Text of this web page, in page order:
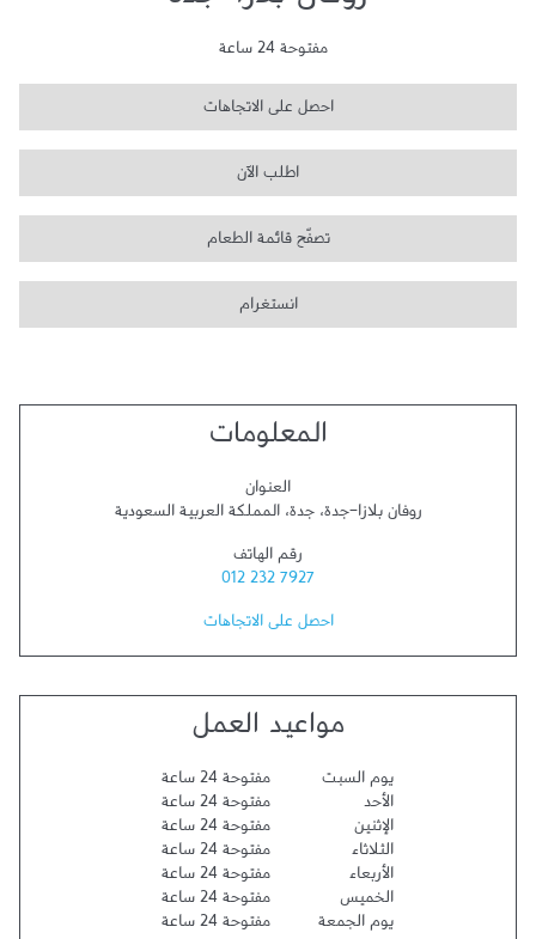
مفتوحة 24 ساعة
احصل على الاتجاهات
اطلب الآن
تصفّح قائمة الطعام
انستغرام
المعلومات
العنوان
روفان بلازا-جدة،جدة،المملكة العربية السعودية
رقم الهاتف
012 232 7927
احصل على الاتجاهات
مواعيد العمل
يوم السبت
مفتوحة 24 ساعة
الأحد
مفتوحة 24 ساعة
الإثنين
مفتوحة 24 ساعة
الثلاثاء
مفتوحة 24 ساعة
الأربعاء
مفتوحة 24 ساعة
الخميس
مفتوحة 24 ساعة
يوم الجمعة
مفتوحة 24 ساعة